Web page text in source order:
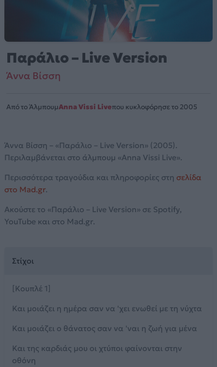
Παράλιο – Live Version
Άννα Βίσση
Από το ΆλμπουμAnna Vissi Liveπου κυκλοφόρησε το 2005
Άννα Βίσση – «Παράλιο – Live Version» (2005).
Περιλαμβάνεται στο άλμπουμ «Anna Vissi Live».
Περισσότερα τραγούδια και πληροφορίες στη σελίδα
στο Mad.gr.
Ακούστε το «Παράλιο – Live Version» σε Spotify,
YouTube και στο Mad.gr.
Στίχοι
[Κουπλέ 1]
Και μοιάζει η ημέρα σαν να 'χει ενωθεί με τη νύχτα
Και μοιάζει ο θάνατος σαν να 'ναι η ζωή για μένα
Και της καρδιάς μου οι χτύποι φαίνονται στην
οθόνη